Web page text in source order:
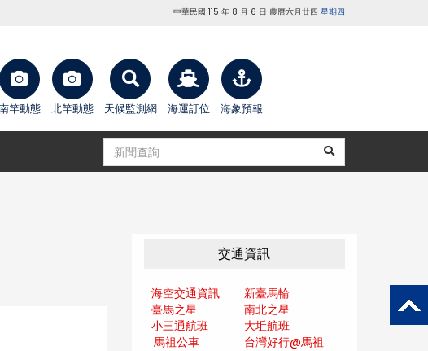
中華民國 115 年 8 月 6 日 農曆六月廿四 星期四
竿動態 北竿動態 天候監測網 海運訂位 海象預報
交通資訊
海空交通資訊
新臺馬輪
臺馬之星
南北之星
小三通航班
大坵航班
馬祖公車
台灣好行@馬祖